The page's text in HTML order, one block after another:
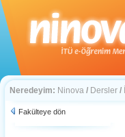
Neredeyim: Ninova / Dersler /
Fakülteye dön